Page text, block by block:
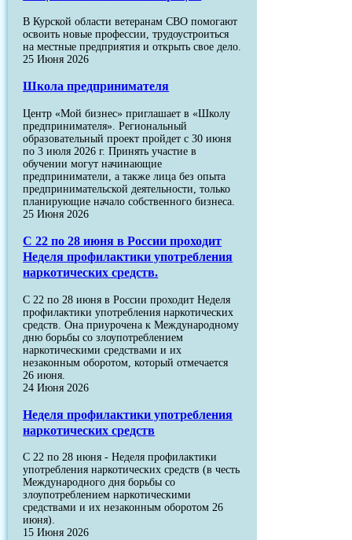
В Курской области ветеранам СВО помогают
освоить новые профессии, трудоустроиться
на местные предприятия и открыть свое дело.
25 Июня 2026
Школа предпринимателя
Центр «Мой бизнес» приглашает в «Школу
предпринимателя». Региональный
образовательный проект пройдет с 30 июня
по 3 июля 2026 г. Принять участие в
обучении могут начинающие
предприниматели, а также лица без опыта
предпринимательской деятельности, только
планирующие начало собственного бизнеса.
25 Июня 2026
С 22 по 28 июня в России проходит
Неделя профилактики употребления
наркотических средств.
С 22 по 28 июня в России проходит Неделя
профилактики употребления наркотических
средств. Она приурочена к Международному
дню борьбы со злоупотреблением
наркотическими средствами и их
незаконным оборотом, который отмечается
26 июня.
24 Июня 2026
Неделя профилактики употребления
наркотических средств
С 22 по 28 июня - Неделя профилактики
употребления наркотических средств (в честь
Международного дня борьбы со
злоупотреблением наркотическими
средствами и их незаконным оборотом 26
июня).
15 Июня 2026